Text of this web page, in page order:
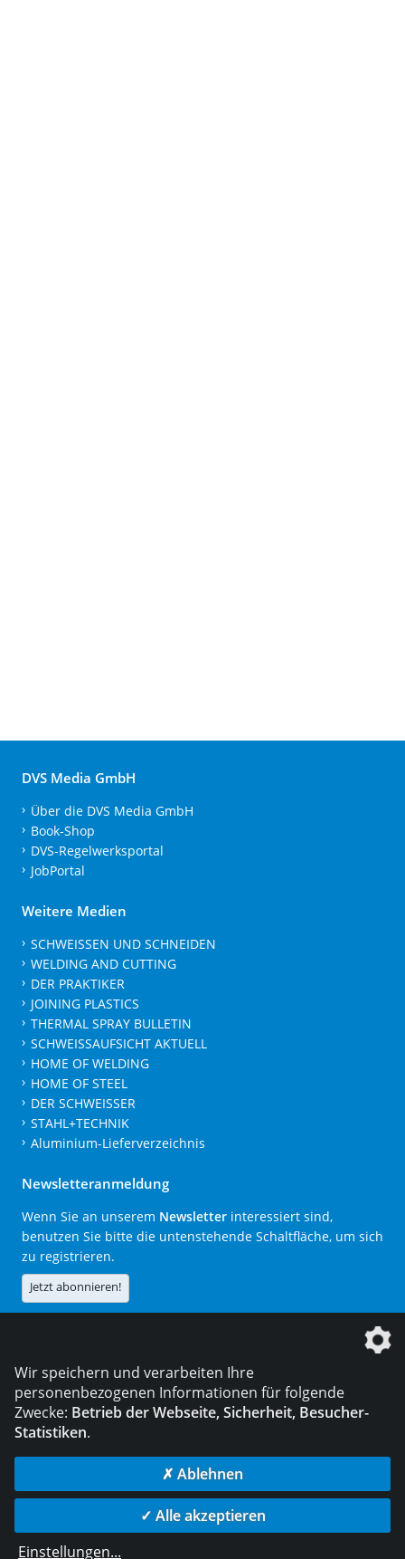
DVS Media GmbH
Über die DVS Media GmbH
Book-Shop
DVS-Regelwerksportal
JobPortal
Weitere Medien
SCHWEISSEN UND SCHNEIDEN
WELDING AND CUTTING
DER PRAKTIKER
JOINING PLASTICS
THERMAL SPRAY BULLETIN
SCHWEISSAUFSICHT AKTUELL
HOME OF WELDING
HOME OF STEEL
DER SCHWEISSER
STAHL+TECHNIK
Aluminium-Lieferverzeichnis
Newsletteranmeldung
Wenn Sie an unserem Newsletter interessiert sind,
benutzen Sie bitte die untenstehende Schaltfläche, um sich
zu registrieren.
Jetzt abonnieren!
Die DVS Media GmbH ist ein Unternehmen der
© 2026 DVS Media GmbH
Datenschutzeinstellungen
die profilschmiede - Internetagentur
Wir speichern und verarbeiten Ihre
personenbezogenen Informationen für folgende
Zwecke: Betrieb der Webseite, Sicherheit, Besucher-
Statistiken.
✗ Ablehnen
✓ Alle akzeptieren
Einstellungen...